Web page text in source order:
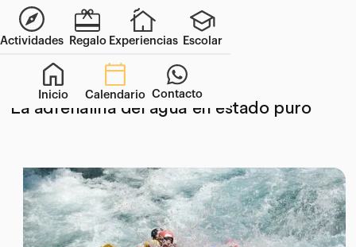
Actividades Regalo Experiencias Escolar
Inicio Calendario Contacto
6/6/2025
La adrenalina del agua en estado puro